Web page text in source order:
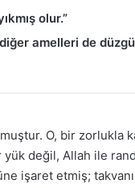
olur.”
amelleri de
O, bir zorlukla
değil, Allah ile
işaret etmiş;